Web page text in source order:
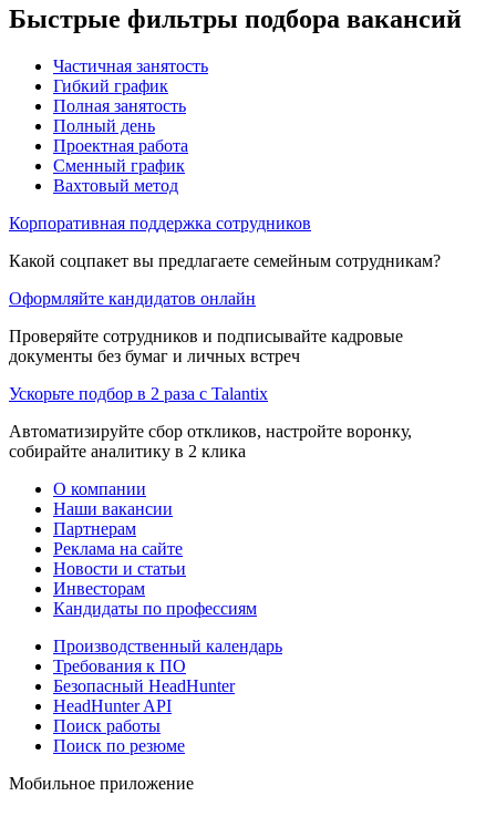
Быстрые фильтры подбора вакансий
Частичная занятость
Гибкий график
Полная занятость
Полный день
Проектная работа
Сменный график
Вахтовый метод
Корпоративная поддержка сотрудников
Какой соцпакет вы предлагаете семейным сотрудникам?
Оформляйте кандидатов онлайн
Проверяйте сотрудников и подписывайте кадровые
документы без бумаг и личных встреч
Ускорьте подбор в 2 раза с Talantix
Автоматизируйте сбор откликов, настройте воронку,
собирайте аналитику в 2 клика
О компании
Наши вакансии
Партнерам
Реклама на сайте
Новости и статьи
Инвесторам
Кандидаты по профессиям
Производственный календарь
Требования к ПО
Безопасный HeadHunter
HeadHunter API
Поиск работы
Поиск по резюме
Мобильное приложение